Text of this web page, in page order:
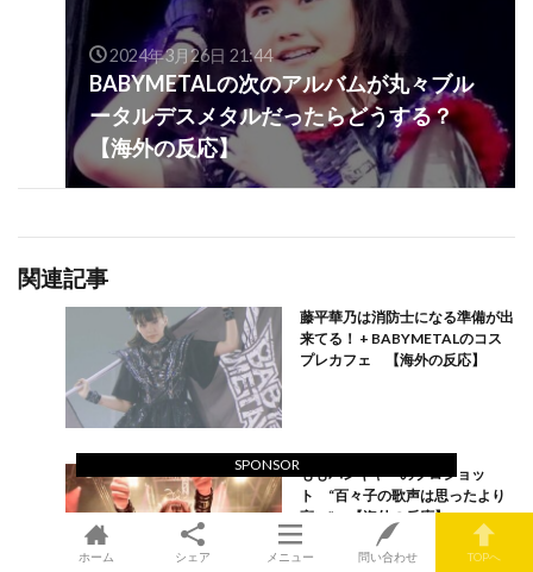
2024年3月26日 21:44
BABYMETALの次のアルバムが丸々ブル
ータルデスメタルだったらどうする？
【海外の反応】
関連記事
藤平華乃は消防士になる準備が出
来てる！ + BABYMETALのコス
プレカフェ 【海外の反応】
ももバンギャーのプロショッ
ト “百々子の歌声は思ったより
高い” 【海外の反応】
SPONSOR
ホーム シェア メニュー 問い合わせ TOPへ